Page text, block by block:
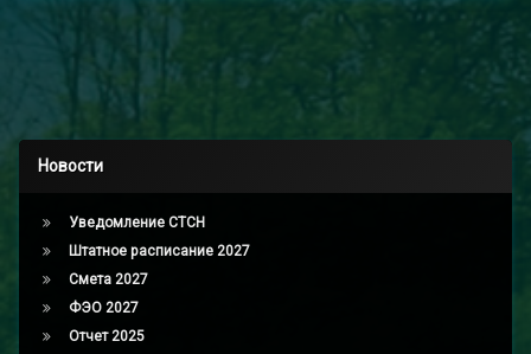
Новости
Уведомление СТСН
Штатное расписание 2027
Смета 2027
ФЭО 2027
Отчет 2025